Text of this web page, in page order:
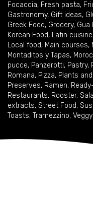
Focaccia, Fresh pasta,
Gastronomy, Gift ideas,
Greek Food, Grocery, Gua
Korean Food, Latin cuisine
Local food, Main courses,
Montaditos y Tapas,
pucce, Panzerotti, Pastry,
Romana, Pizza, Plants
Preserves, Ramen,
Restaurants, Rooster,
extracts, Street Food,
Toasts, Tramezzino,